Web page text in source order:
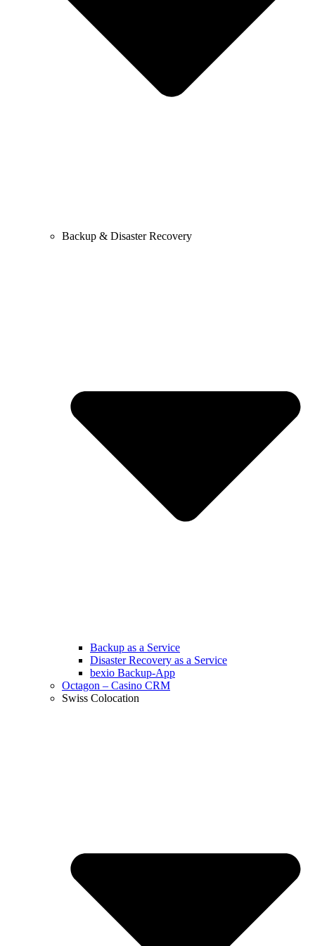
Backup & Disaster Recovery
Backup as a Service
Disaster Recovery as a Service
bexio Backup-App
Octagon – Casino CRM
Swiss Colocation